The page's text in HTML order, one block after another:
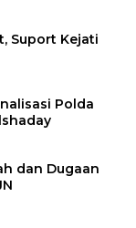
Suport Kejati
Polda
dan Dugaan